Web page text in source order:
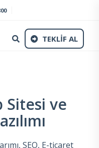
TEKLİF AL
Sitesi ve
SEO, E-ticaret